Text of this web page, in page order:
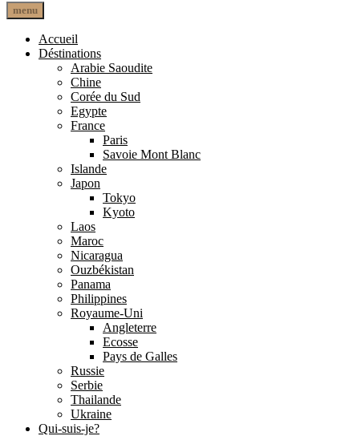
The Other Paths
Une autre route
open
search
form
close
search
form
menu
Accueil
Déstinations
Arabie Saoudite
Chine
Corée du Sud
Egypte
France
Paris
Savoie Mont Blanc
Islande
Japon
Tokyo
Kyoto
Laos
Maroc
Nicaragua
Ouzbékistan
Panama
Philippines
Royaume-Uni
Angleterre
Ecosse
Pays de Galles
Russie
Serbie
Thailande
Ukraine
Qui-suis-je?